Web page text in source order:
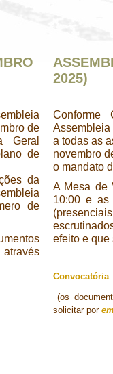
de
Geral
de
da
de
através
2025)
Conforme
Assembleia
a todas as
novembro
o mandato
A Mesa de
10:00 e as
efeito e que
Convocatória
(os
solicitar por